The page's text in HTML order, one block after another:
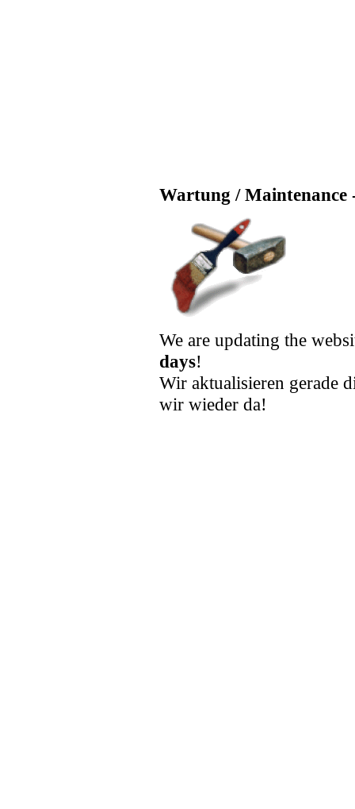
Wartung / Maintenance
We are updating the
days!
Wir aktualisieren gerade
wir wieder da!